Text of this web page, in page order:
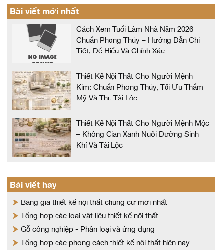
Bài viết mới nhất
Cách Xem Tuổi Làm Nhà Năm 2026
Chuẩn Phong Thủy – Hướng Dẫn Chi
Tiết, Dễ Hiểu Và Chính Xác
Thiết Kế Nội Thất Cho Người Mệnh
Kim: Chuẩn Phong Thủy, Tối Ưu Thẩm
Mỹ Và Thu Tài Lộc
Thiết Kế Nội Thất Cho Người Mệnh Mộc
– Không Gian Xanh Nuôi Dưỡng Sinh
Khí Và Tài Lộc
Bài viết hay
Bảng giá thiết kế nội thất chung cư mới nhất
Tổng hợp các loại vật liệu thiết kế nội thất
Gỗ công nghiệp - Phân loại và ứng dụng
Tổng hợp các phong cách thiết kế nội thất hiện nay